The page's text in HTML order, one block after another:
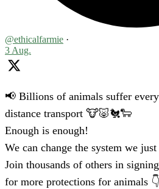
@ethicalfarmie ·
3 Aug.
📢 Billions of animals suffer
distance transport 🐮🐷🐔🐑
Enough is enough!
We can change the system we
Join thousands of others in
for more protections for animals 👇